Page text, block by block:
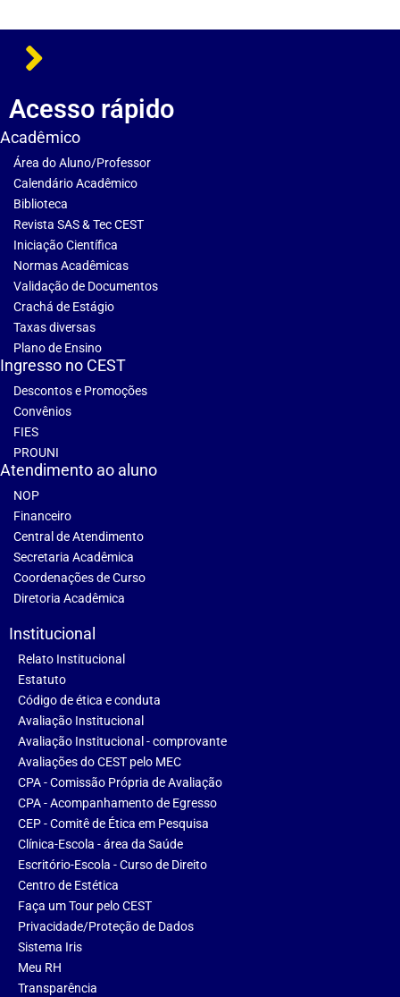
Acesso rápido
Acadêmico
Área do Aluno/Professor
Calendário Acadêmico
Biblioteca
Revista SAS & Tec CEST
Iniciação Científica
Normas Acadêmicas
Validação de Documentos
Crachá de Estágio
Taxas diversas
Plano de Ensino
Ingresso no CEST
Descontos e Promoções
Convênios
FIES
PROUNI
Atendimento ao aluno
NOP
Financeiro
Central de Atendimento
Secretaria Acadêmica
Coordenações de Curso
Diretoria Acadêmica
Institucional
Relato Institucional
Estatuto
Código de ética e conduta
Avaliação Institucional
Avaliação Institucional - comprovante
Avaliações do CEST pelo MEC
CPA - Comissão Própria de Avaliação
CPA - Acompanhamento de Egresso
CEP - Comitê de Ética em Pesquisa
Clínica-Escola - área da Saúde
Escritório-Escola - Curso de Direito
Centro de Estética
Faça um Tour pelo CEST
Privacidade/Proteção de Dados
Sistema Iris
Meu RH
Transparência